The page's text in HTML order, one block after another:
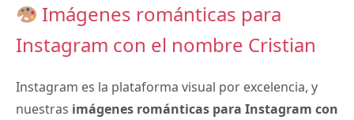
Imágenes románticas para
Instagram con el nombre Cristian
Instagram es la plataforma visual por excelencia, y
nuestras imágenes románticas para Instagram con